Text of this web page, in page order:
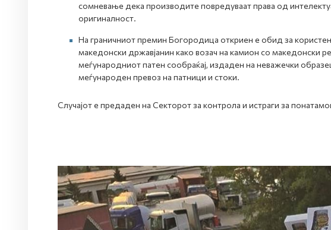
сомневање дека производите повредуваат права од
оригиналност.
На граничниот премин Богородица откриен е обид за
македонски државјанин како возач на камион со македонски
меѓународниот патен сообраќај, издаден на неважечки
меѓународен превоз на патници и стоки.
Случајот е предаден на Секторот за контрола и истраги за